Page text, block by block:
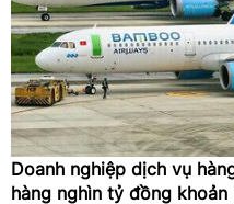
Doanh nghiệp dịch vụ
hàng nghìn tỷ đồng